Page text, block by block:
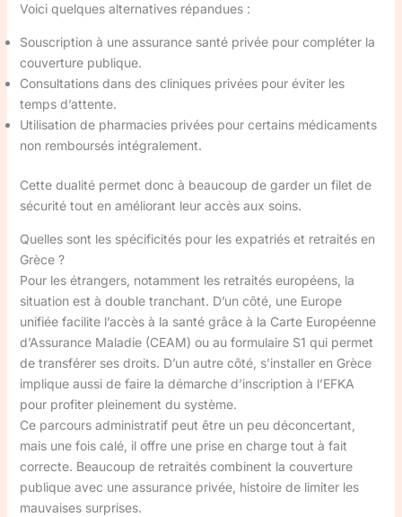
Voici quelques alternatives répandues :
Souscription à une assurance santé privée pour compléter la
couverture publique.
Consultations dans des cliniques privées pour éviter les
temps d’attente.
Utilisation de pharmacies privées pour certains médicaments
non remboursés intégralement.
Cette dualité permet donc à beaucoup de garder un filet de
sécurité tout en améliorant leur accès aux soins.
Quelles sont les spécificités pour les expatriés et retraités en
Grèce ?
Pour les étrangers, notamment les retraités européens, la
situation est à double tranchant. D’un côté, une Europe
unifiée facilite l’accès à la santé grâce à la Carte Européenne
d’Assurance Maladie (CEAM) ou au formulaire S1 qui permet
de transférer ses droits. D’un autre côté, s’installer en Grèce
implique aussi de faire la démarche d’inscription à l’EFKA
pour profiter pleinement du système.
Ce parcours administratif peut être un peu déconcertant,
mais une fois calé, il offre une prise en charge tout à fait
correcte. Beaucoup de retraités combinent la couverture
publique avec une assurance privée, histoire de limiter les
mauvaises surprises.